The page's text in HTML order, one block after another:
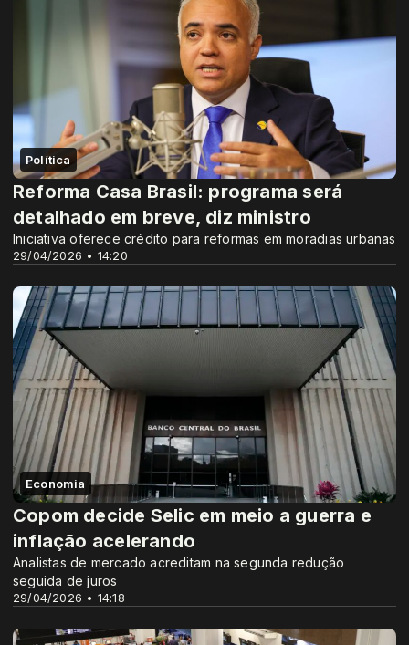
Política
29/04/2026 • 14:20
Reforma Casa Brasil: programa será
detalhado em breve, diz ministro
Iniciativa oferece crédito para reformas em moradias urbanas
Economia
29/04/2026 • 14:18
Copom decide Selic em meio a guerra e
inflação acelerando
Analistas de mercado acreditam na segunda redução
seguida de juros